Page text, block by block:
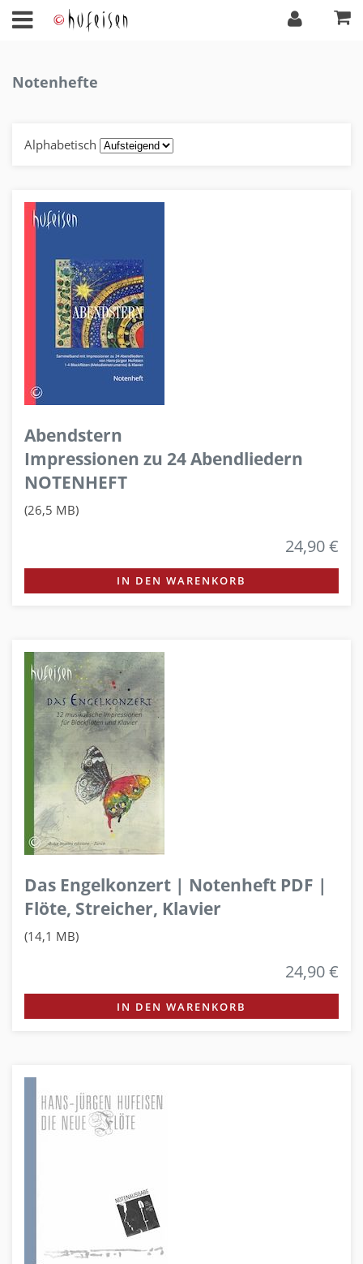
Notenhefte
Alphabetisch
Abendstern
Impressionen zu 24 Abendliedern
NOTENHEFT
(26,5 MB)
24,90 €
IN DEN WARENKORB
Das Engelkonzert | Notenheft PDF |
Flöte, Streicher, Klavier
(14,1 MB)
24,90 €
IN DEN WARENKORB